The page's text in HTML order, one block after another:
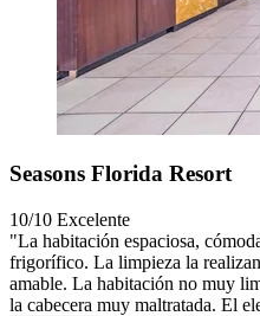
Seasons Florida Resort
10/10 Excelente
"La habitación espaciosa,
frigorífico. La limpieza la
amable. La habitación no muy
la cabecera muy maltratada. El